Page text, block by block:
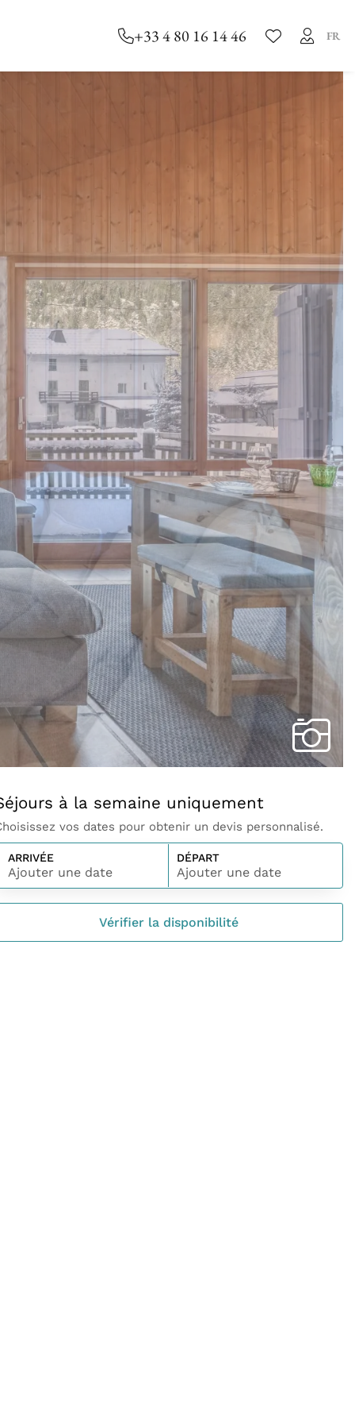
+33 4 80 16 14 46 FR
à la semaine uniquement
vos dates pour obtenir un devis personnalisé.
ARRIVÉE
Ajouter une date
DÉPART
Ajouter une date
Vérifier la disponibilité